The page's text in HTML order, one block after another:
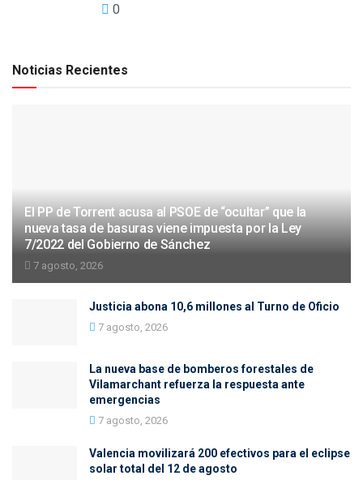
0
Noticias Recientes
El PP de Torrent acusa al PSOE de “ocultar” que la
nueva tasa de basuras viene impuesta por la Ley
7/2022 del Gobierno de Sánchez
7 agosto, 2026
Justicia abona 10,6 millones al Turno de Oficio
7 agosto, 2026
La nueva base de bomberos forestales de
Vilamarchant refuerza la respuesta ante
emergencias
7 agosto, 2026
Valencia movilizará 200 efectivos para el eclipse
solar total del 12 de agosto